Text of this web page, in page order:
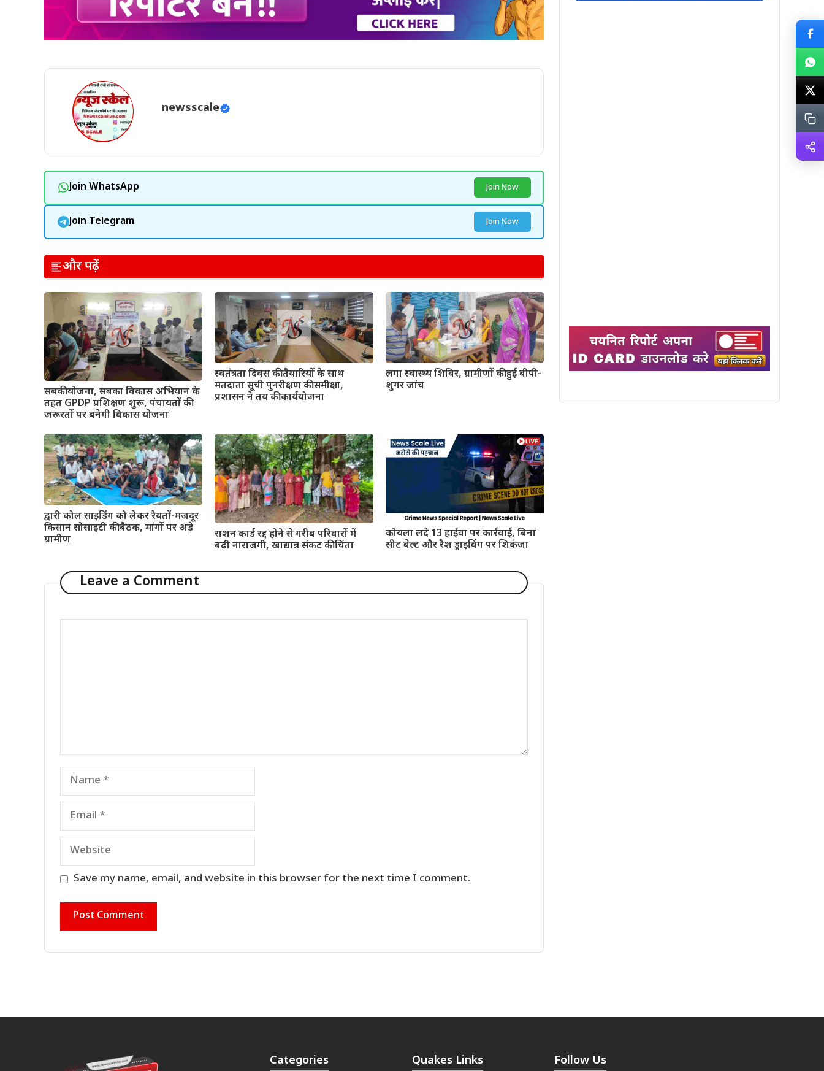
newsscale
Join WhatsApp Join Now
Join Telegram Join Now
और पढ़ें
सबकी योजना, सबका विकास अभियान के
तहत GPDP प्रशिक्षण शुरू, पंचायतों की
जरूरतों पर बनेगी विकास योजना
स्वतंत्रता दिवस की तैयारियों के साथ
मतदाता सूची पुनरीक्षण की समीक्षा,
प्रशासन ने तय की कार्ययोजना
लगा स्वास्थ्य शिविर, ग्रामीणों की हुई बीपी-
शुगर जांच
द्वारी कोल साइडिंग को लेकर रैयतों-मजदूर
किसान सोसाइटी की बैठक, मांगों पर अड़े
ग्रामीण
राशन कार्ड रद्द होने से गरीब परिवारों में
बढ़ी नाराजगी, खाद्यान्न संकट की चिंता
कोयला लदे 13 हाईवा पर कार्रवाई, बिना
सीट बेल्ट और रैश ड्राइविंग पर शिकंजा
Leave a Comment
Name
Email
Website
Save my name, email, and website in this browser for the next time I comment.
Categories Quakes Links Follow Us